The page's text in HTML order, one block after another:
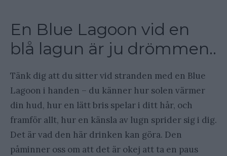
En Blue Lagoon vid en
blå lagun är ju drömmen..
Tänk dig att du sitter vid stranden med en Blue
Lagoon i handen – du känner hur solen värmer
din hud, hur en lätt bris spelar i ditt hår, och
framför allt, hur en känsla av lugn sprider sig i dig.
Det är vad den här drinken kan göra. Den
påminner oss om att det är okej att ta en paus